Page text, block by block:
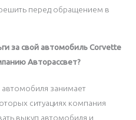
перед обращением в
за свой автомобиль Corvette
Авторассвет?
занимает
ситуациях компания
выкуп автомобиля и